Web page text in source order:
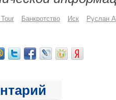
Банкротство Иск Руслан